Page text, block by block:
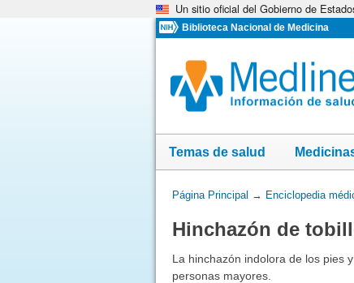
Un sitio oficial del Gobierno de
Biblioteca Nacional de Medicina
Temas de salud
Usted
aquí:
Página Principal → Enciclopedia
Hinchazón de
La hinchazón indolora de los pies
personas mayores.